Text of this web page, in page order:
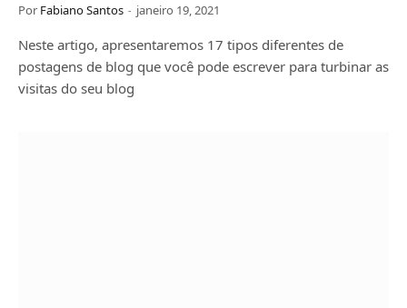
Por Fabiano Santos janeiro 19, 2021
Neste artigo, apresentaremos 17 tipos diferentes de
postagens de blog que você pode escrever para turbinar as
visitas do seu blog